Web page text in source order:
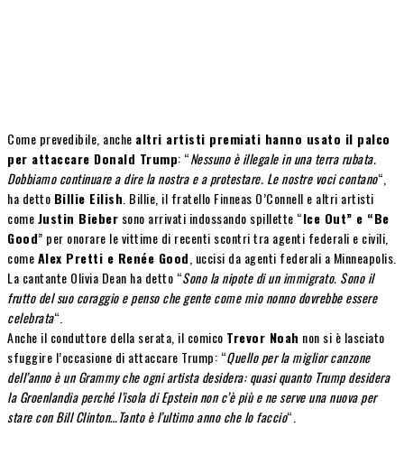
Come prevedibile, anche altri artisti premiati hanno usato il palco
per attaccare Donald Trump: “Nessuno è illegale in una terra rubata.
Dobbiamo continuare a dire la nostra e a protestare. Le nostre voci contano“,
ha detto Billie Eilish . Billie, il fratello Finneas O’Connell e altri artisti
comeJustin Bieber sono arrivati indossando spillette “Ice Out” e “Be
Good” per onorare le vittime di recenti scontri tra agenti federali e civili,
comeAlex Pretti e Renée Good , uccisi da agenti federali a Minneapolis.
La cantante Olivia Dean ha detto “Sono la nipote di un immigrato. Sono il
frutto del suo coraggio e penso che gente come mio nonno dovrebbe essere
celebrata“.
Anche il conduttore della serata, il comico Trevor Noah non si è lasciato
sfuggire l’occasione di attaccare Trump: “Quello per la miglior canzone
dell’anno è un Grammy che ogni artista desidera: quasi quanto Trump desidera
la Groenlandia perché l’isola di Epstein non c’è più e ne serve una nuova per
stare con Bill Clinton…Tanto è l’ultimo anno che lo faccio“.